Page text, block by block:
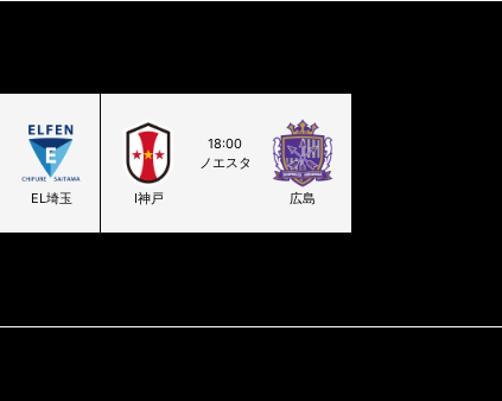
EL埼玉
18:00
ノエスタ
Ⅰ神戸 広島